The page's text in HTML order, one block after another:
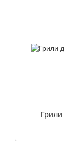
Грили